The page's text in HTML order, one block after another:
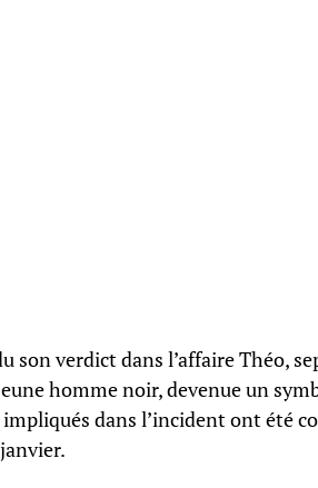
son verdict dans l’affaire Théo,
homme noir, devenue un
dans l’incident ont été